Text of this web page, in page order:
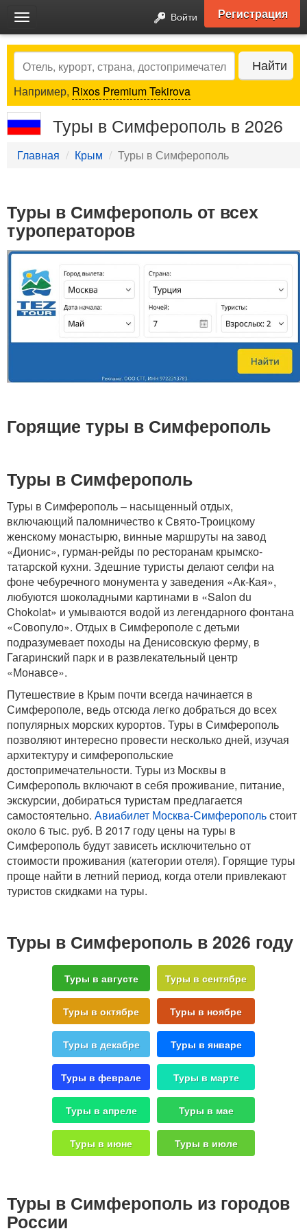
Toggle
navigation
Войти Регистрация
Search Найти
Например, Rixos Premium Tekirova
Туры в Симферополь в 2026
Главная Крым Туры в Симферополь
Туры в Симферополь от всех
туроператоров
Горящие туры в Симферополь
Туры в Симферополь
Туры в Симферополь – насыщенный отдых,
включающий паломничество к Свято-Троицкому
женскому монастырю, винные маршруты на завод
«Дионис», гурман-рейды по ресторанам крымско-
татарской кухни. Здешние туристы делают селфи на
фоне чебуречного монумента у заведения «Ак-Кая»,
любуются шоколадными картинами в «Salon du
Chokolat» и умываются водой из легендарного фонтана
«Совопуло». Отдых в Симферополе с детьми
подразумевает походы на Денисовскую ферму, в
Гагаринский парк и в развлекательный центр
«Монавсе».
Путешествие в Крым почти всегда начинается в
Симферополе, ведь отсюда легко добраться до всех
популярных морских курортов. Туры в Симферополь
позволяют интересно провести несколько дней, изучая
архитектуру и симферопольские
достопримечательности. Туры из Москвы в
Симферополь включают в себя проживание, питание,
экскурсии, добираться туристам предлагается
самостоятельно. Авиабилет Москва-Симферопольстоит
около 6 тыс. руб. В 2017 году цены на туры в
Симферополь будут зависеть исключительно от
стоимости проживания (категории отеля). Горящие туры
проще найти в летний период, когда отели привлекают
туристов скидками на туры.
Туры в Симферополь в 2026 году
Туры в августе Туры в сентябре
Туры в октябре Туры в ноябре
Туры в декабре Туры в январе
Туры в феврале Туры в марте
Туры в апреле Туры в мае
Туры в июне Туры в июле
Туры в Симферополь из городов
России